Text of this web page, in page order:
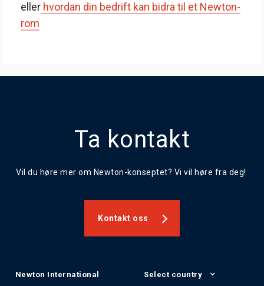
eller hvordan din bedrift kan bidra til et Newton-
rom
Ta kontakt
Vil du høre mer om Newton-konseptet? Vi vil høre fra deg!
Kontakt oss
Newton International Select country